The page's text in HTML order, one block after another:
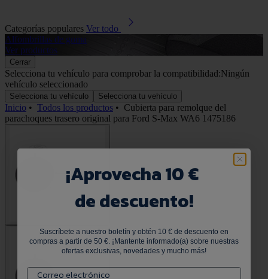
Categorías populares Ver todo
Alfombrillas de goma
Ver productos
Cerrar
Selecciona tu vehículo para comprobar la compatibilidad:Ningún
vehículo seleccionado
Selecciona tu vehículo Selecciona tu vehículo
Inicio • Todos los productos • Cubierta para remolque del
parachoques trasero original para Ford S-Max WA6 1475186
¡Aprovecha 10 €
de descuento!
Suscríbete a nuestro boletín y obtén 10 € de descuento en
compras a partir de 50 €. ¡Mantente informado(a) sobre nuestras
ofertas exclusivas, novedades y mucho más!